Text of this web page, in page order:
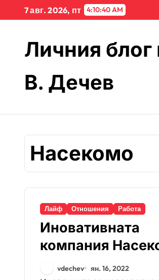
7 авг. 2026, пт 4:10:40 AM
Личния блог
В. Дечев
Насекомо
Лайф Отношения Работа
Иновативната
компания
с грижа за
vdechev ян. 16, 2022